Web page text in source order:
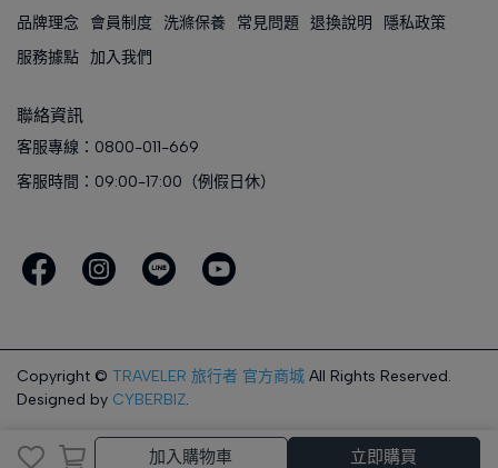
完成
加入購物車 立即購買
品牌理念 會員制度 洗滌保養 常見問題 退換說明
隱私政策
服務據點 加入我們
聯絡資訊
客服專線：0800-011-669
客服時間：09:00-17:00（例假日休）
Copyright © TRAVELER 旅行者 官方商城 All Rights Reserved.
Designed by CYBERBIZ.